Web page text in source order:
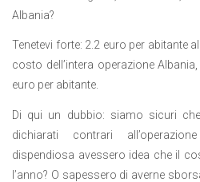
Albania?
Tenetevi forte: 2.2 euro per abitante
costo dell’intera operazione
euro per abitante.
Di qui un dubbio: siamo sicuri
dichiarati contrari
dispendiosa avessero idea che il
l’anno? O sapessero di averne